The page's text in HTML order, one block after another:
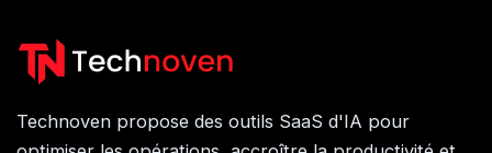
Technoven propose des outils SaaS d'IA pour